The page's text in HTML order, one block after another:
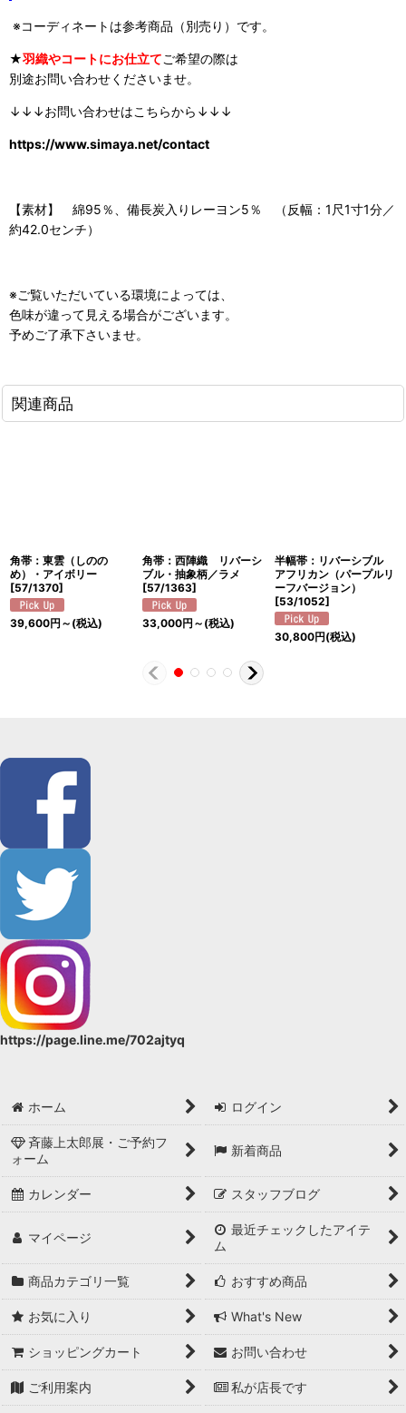
※コーディネートは参考商品（別売り）です。
★羽織やコートにお仕立てご希望の際は
別途お問い合わせくださいませ。
↓↓↓お問い合わせはこちらから↓↓↓
https://www.simaya.net/contact
【素材】 綿95％、備長炭入りレーヨン5％ （反幅：1尺1寸1分／
約42.0センチ）
※ご覧いただいている環境によっては、
色味が違って見える場合がございます。
予めご了承下さいませ。
関連商品
角帯：東雲（しのの
め）・アイボリー
[57/1370]
39,600円 ～ (税込)
角帯：西陣織 リバーシ
ブル・抽象柄／ラメ
[57/1363]
33,000円 ～ (税込)
半幅帯：リバーシブル
アフリカン（パープルリ
ーフバージョン）
[53/1052]
30,800円(税込)
https://page.line.me/702ajtyq
ホーム ログイン
斉藤上太郎展・ご予約フ
ォーム
新着商品
カレンダー スタッフブログ
マイページ
最近チェックしたアイテ
ム
商品カテゴリ一覧 おすすめ商品
お気に入り What's New
ショッピングカート お問い合わせ
ご利用案内 私が店長です